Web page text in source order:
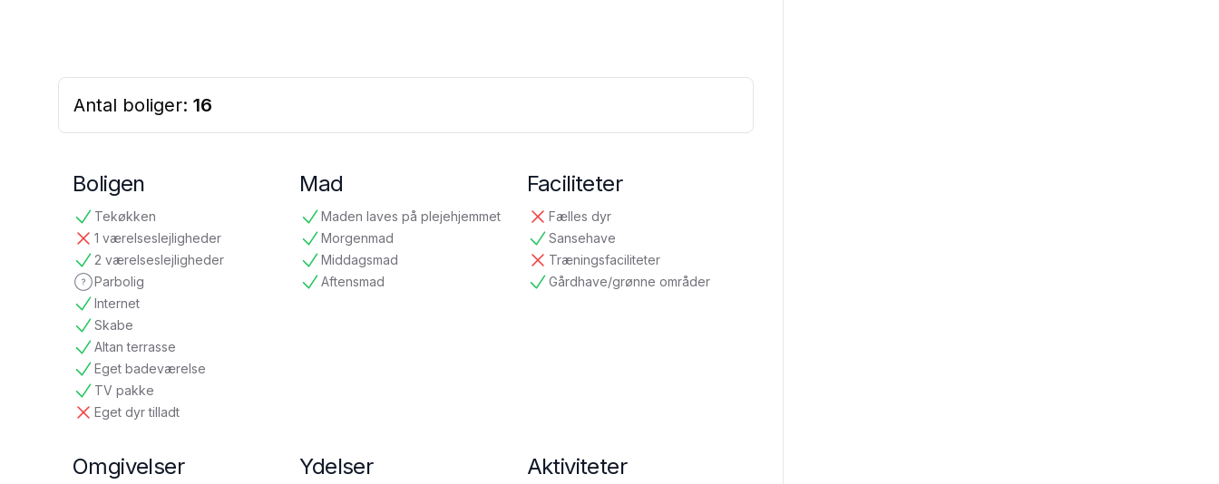
Antal boliger: 16
Boligen
Tekøkken
tilgængelig
1 værelseslejligheder
ikke tilgængelig
2 værelseslejligheder
tilgængelig
Parbolig
ikke oplyst
Internet
tilgængelig
Skabe
tilgængelig
Altan terrasse
tilgængelig
Eget badeværelse
tilgængelig
TV pakke
tilgængelig
Eget dyr tilladt
ikke tilgængelig
Mad
Maden laves på plejehjemmet
tilgængelig
Morgenmad
tilgængelig
Middagsmad
tilgængelig
Aftensmad
tilgængelig
Faciliteter
Fælles dyr
ikke tilgængelig
Sansehave
tilgængelig
Træningsfaciliteter
ikke tilgængelig
Gårdhave/grønne områder
tilgængelig
Omgivelser Ydelser Aktiviteter